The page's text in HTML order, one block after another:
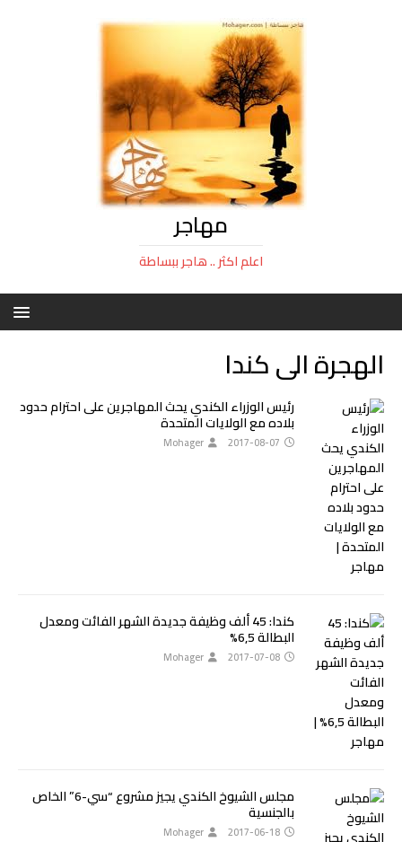
مهاجر
اعلم اكثر .. هاجر ببساطة
الهجرة الى كندا
رئيس الوزراء الكندي يحث المهاجرين على احترام حدود
بلاده مع الولايات المتحدة
2017-08-07
Mohager
كندا: 45 ألف وظيفة جديدة الشهر الفائت ومعدل
البطالة 6,5%
2017-07-08
Mohager
مجلس الشيوخ الكندي يجيز مشروع “سي-6” الخاص
بالجنسية
2017-06-18
Mohager